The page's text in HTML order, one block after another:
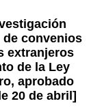
convenios
extranjeros
de la Ley
aprobado
20 de abril]